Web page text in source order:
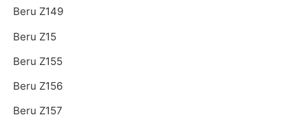
Beru Z149
Beru Z15
Beru Z155
Beru Z156
Beru Z157